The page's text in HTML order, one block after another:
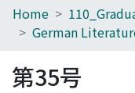
Home
Browse
Home
第35号